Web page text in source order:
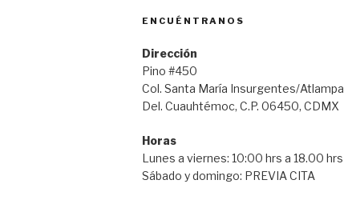
ENCUÉNTRANOS
Dirección
Pino #450
Col. Santa María Insurgentes/Atlampa
Del. Cuauhtémoc, C.P. 06450, CDMX
Horas
Lunes a viernes: 10:00 hrs a 18.00 hrs
Sábado y domingo: PREVIA CITA